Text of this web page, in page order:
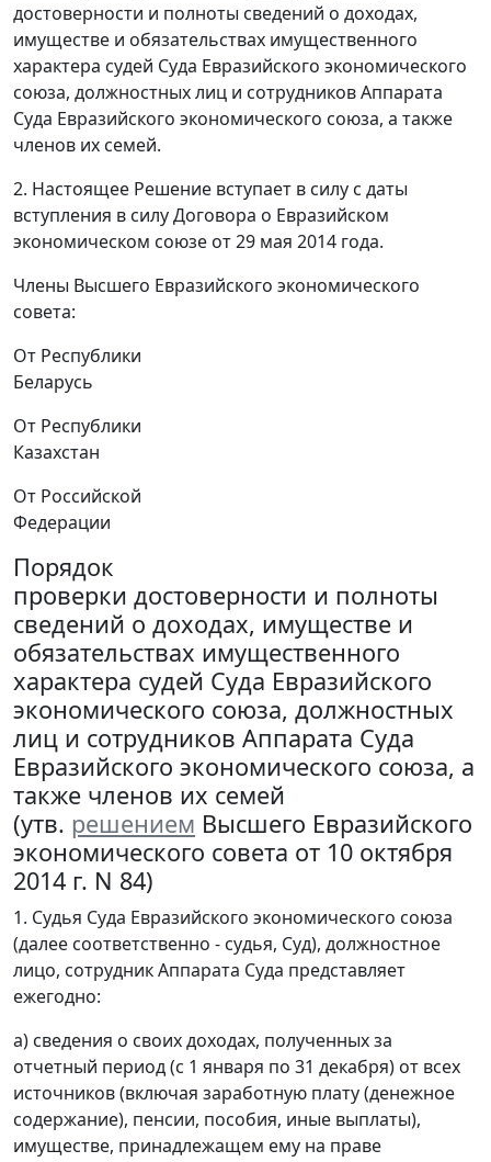
достоверности и полноты сведений о доходах,
имуществе и обязательствах имущественного
характера судей Суда Евразийского экономического
союза, должностных лиц и сотрудников Аппарата
Суда Евразийского экономического союза, а также
членов их семей.
2. Настоящее Решение вступает в силу с даты
вступления в силу Договора о Евразийском
экономическом союзе от 29 мая 2014 года.
Члены Высшего Евразийского экономического
совета:
От Республики
Беларусь
От Республики
Казахстан
От Российской
Федерации
Порядок
проверки достоверности и полноты
сведений о доходах, имуществе и
обязательствах имущественного
характера судей Суда Евразийского
экономического союза, должностных
лиц и сотрудников Аппарата Суда
Евразийского экономического союза, а
также членов их семей
(утв. решением Высшего Евразийского
экономического совета от 10 октября
2014 г. N 84)
1. Судья Суда Евразийского экономического союза
(далее соответственно - судья, Суд), должностное
лицо, сотрудник Аппарата Суда представляет
ежегодно:
а) сведения о своих доходах, полученных за
отчетный период (с 1 января по 31 декабря) от всех
источников (включая заработную плату (денежное
содержание), пенсии, пособия, иные выплаты),
имуществе, принадлежащем ему на праве